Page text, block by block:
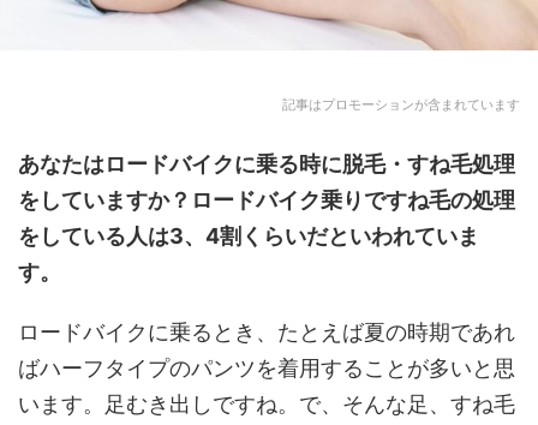
記事はプロモーションが含まれています
あなたはロードバイクに乗る時に脱毛・すね毛処理
をしていますか？ロードバイク乗りですね毛の処理
をしている人は3、4割くらいだといわれていま
す。
ロードバイクに乗るとき、たとえば夏の時期であれ
ばハーフタイプのパンツを着用することが多いと思
います。足むき出しですね。で、そんな足、すね毛